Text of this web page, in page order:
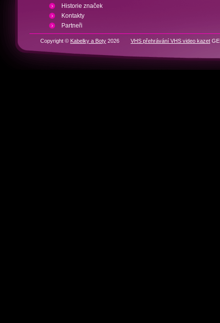
Historie značek
Kontakty
Partneři
Copyright © Kabelky a Boty 2026 VHS přehrávání VHS video kazet